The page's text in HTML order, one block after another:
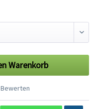
Warenkorb
Bewerten